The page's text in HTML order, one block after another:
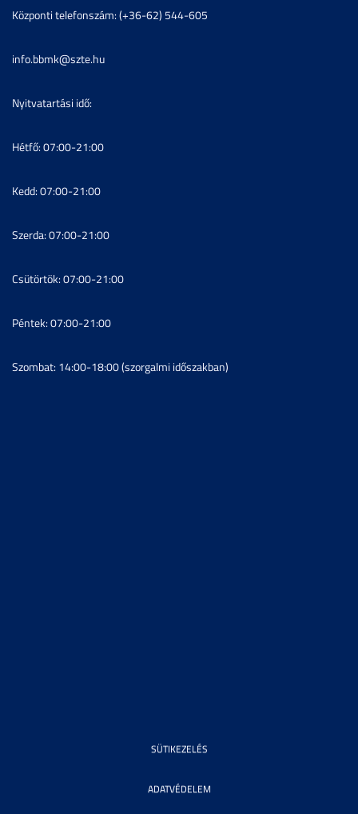
Központi telefonszám: (+36-62) 544-605
info.bbmk@szte.hu
Nyitvatartási idő:
Hétfő: 07:00-21:00
Kedd: 07:00-21:00
Szerda: 07:00-21:00
Csütörtök: 07:00-21:00
Péntek: 07:00-21:00
Szombat: 14:00-18:00 (szorgalmi időszakban)
SÜTIKEZELÉS
ADATVÉDELEM